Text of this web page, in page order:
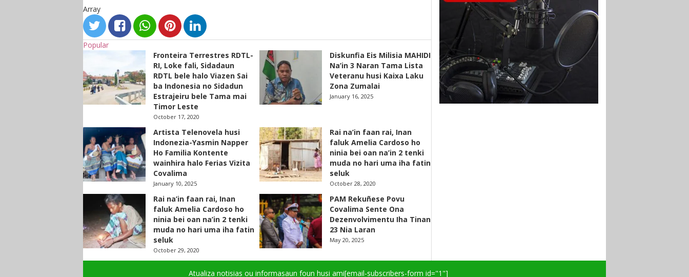
Array
Popular
Fronteira Terrestres RDTL-
RI, Loke fali, Sidadaun
RDTL bele halo Viazen Sai
ba Indonesia no Sidadun
Estrajeiru bele Tama mai
Timor Leste
October 17, 2020
Diskunfia Eis Milisia MAHIDI
Na’in 3 Naran Tama Lista
Veteranu husi Kaixa Laku
Zona Zumalai
January 16, 2025
Artista Telenovela husi
Indonezia-Yasmin Napper
Ho Familia Kontente
wainhira halo Ferias Vizita
Covalima
January 10, 2025
Rai na’in faan rai, Inan
faluk Amelia Cardoso ho
ninia bei oan na’in 2 tenki
muda no hari uma iha fatin
seluk
October 28, 2020
Rai na’in faan rai, Inan
faluk Amelia Cardoso ho
ninia bei oan na’in 2 tenki
muda no hari uma iha fatin
seluk
October 29, 2020
PAM Rekuñese Povu
Covalima Sente Ona
Dezenvolvimentu Iha Tinan
23 Nia Laran
May 20, 2025
Atualiza notisias ou informasaun foun husi ami[email-subscribers-form id="1"]